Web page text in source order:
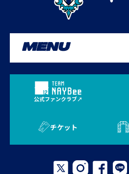
MENU
公式ファンクラブ
チケット